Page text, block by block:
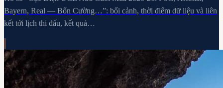
Bayern, Real — Bốn Cường…”: bối cảnh, thời điểm dữ liệu và liên
kết tới lịch thi đấu, kết quả…